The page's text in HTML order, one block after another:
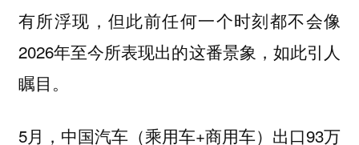
有所浮现，但此前任何一个时刻都不会像
2026年至今所表现出的这番景象，如此引人
瞩目。
5月，中国汽车（乘用车+商用车）出口93万